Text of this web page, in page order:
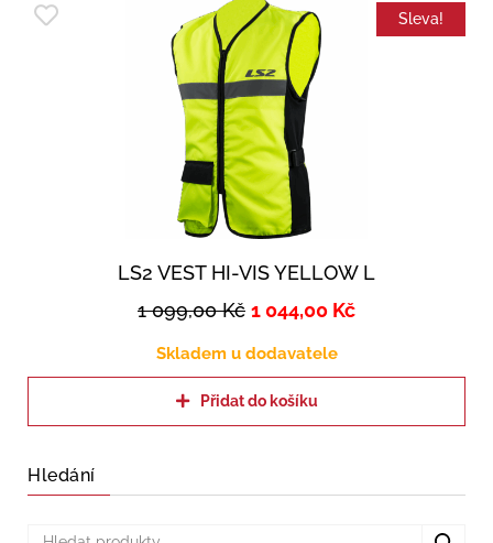
Sleva!
LS2 VEST HI-VIS YELLOW L
1 099,00Kč 1 044,00 Kč
Skladem u dodavatele
Přidat do košíku
Hledání